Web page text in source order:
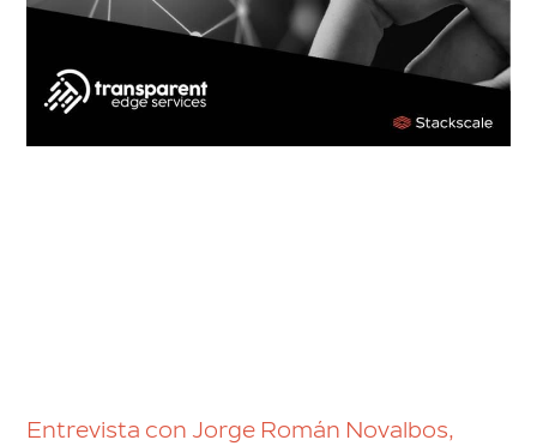
Entrevista con Jorge Román Novalbos,